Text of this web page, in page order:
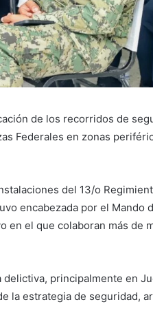
de los recorridos de
Federales en zonas
del 13/o
encabezada por el
en el que colaboran más de
principalmente en
la estrategia de seguridad,